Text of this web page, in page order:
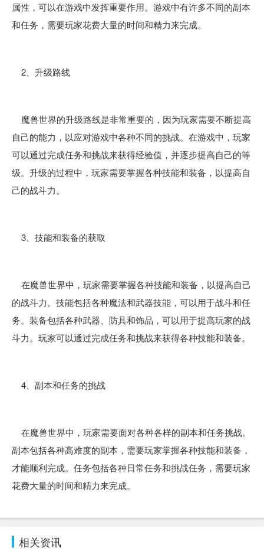
属性，可以在游戏中发挥重要作用。游戏中有许多不同的副本
和任务，需要玩家花费大量的时间和精力来完成。
2、升级路线
魔兽世界的升级路线是非常重要的，因为玩家需要不断提高
自己的能力，以应对游戏中各种不同的挑战。在游戏中，玩家
可以通过完成任务和挑战来获得经验值，并逐步提高自己的等
级。升级的过程中，玩家需要掌握各种技能和装备，以提高自
己的战斗力。
3、技能和装备的获取
在魔兽世界中，玩家需要掌握各种技能和装备，以提高自己
的战斗力。技能包括各种魔法和武器技能，可以用于战斗和任
务。装备包括各种武器、防具和饰品，可以用于提高玩家的战
斗力。玩家可以通过完成任务和挑战来获得各种技能和装备。
4、副本和任务的挑战
在魔兽世界中，玩家需要面对各种各样的副本和任务挑战。
副本包括各种高难度的副本，需要玩家掌握各种技能和装备，
才能顺利完成。任务包括各种日常任务和挑战任务，需要玩家
花费大量的时间和精力来完成。
相关资讯